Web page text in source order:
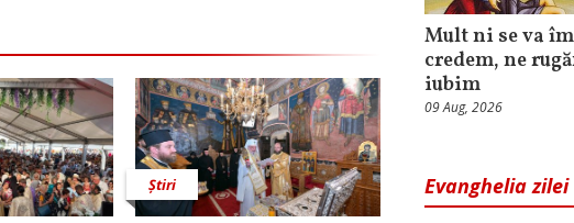
Știri
Mult ni se va
credem, ne
iubim
09 Aug, 2026
Evanghelia zilei